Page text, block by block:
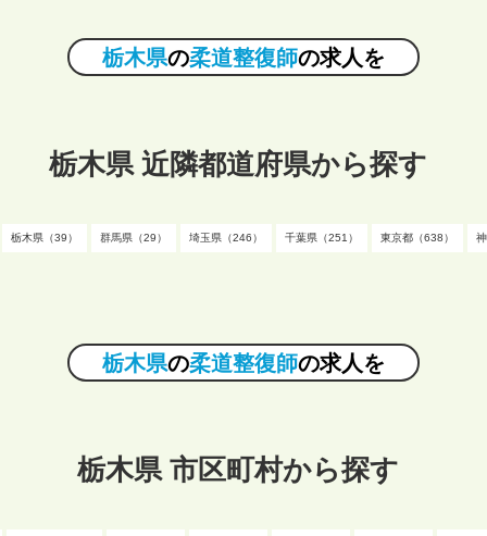
栃木県の柔道整復師の求人を
栃木県 近隣都道府県から探す
栃木県（39） 群馬県（29） 埼玉県（246） 千葉県（251） 東京都（638）
栃木県の柔道整復師の求人を
栃木県 市区町村から探す